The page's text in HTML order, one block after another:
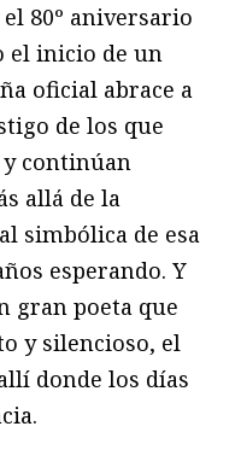
80º aniversario
el inicio de un
oficial abrace a
de los que
continúan
allá de la
simbólica de esa
esperando. Y
gran poeta que
y silencioso, el
donde los días